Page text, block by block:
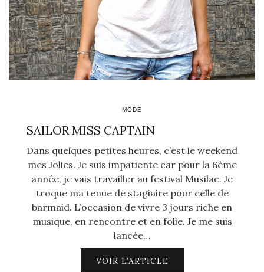
MODE
SAILOR MISS CAPTAIN
Dans quelques petites heures, c’est le weekend
mes Jolies. Je suis impatiente car pour la 6ème
année, je vais travailler au festival Musilac. Je
troque ma tenue de stagiaire pour celle de
barmaid. L’occasion de vivre 3 jours riche en
musique, en rencontre et en folie. Je me suis
lancée…
VOIR L’ARTICLE